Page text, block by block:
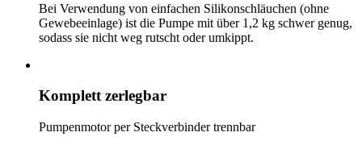
Bei Verwendung von einfachen Silikonschläuchen (ohne
Gewebeeinlage) ist die Pumpe mit über 1,2 kg schwer genug,
sodass sie nicht weg rutscht oder umkippt.
Komplett zerlegbar
Pumpenmotor per Steckverbinder trennbar